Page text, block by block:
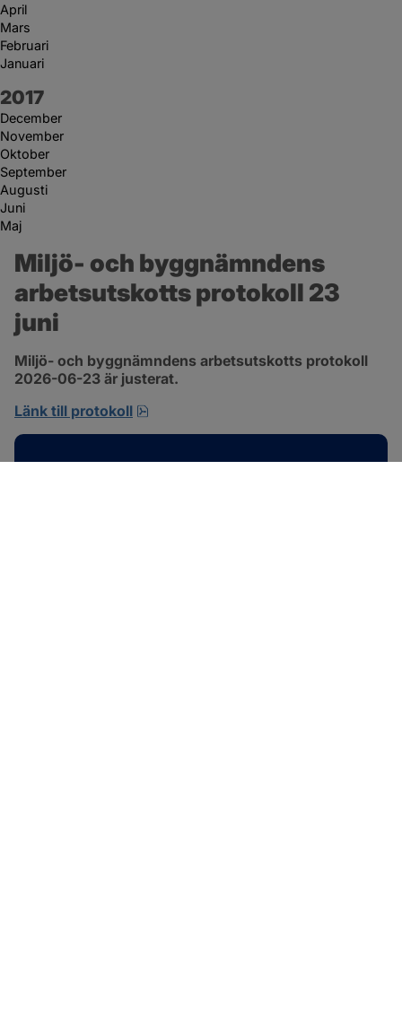
April
Mars
Februari
Januari
År:
2017
December
November
Oktober
September
Augusti
Juni
Maj
Miljö- och byggnämndens
arbetsutskotts protokoll 23
juni
Miljö- och byggnämndens arbetsutskotts protokoll
2026-06-23 är justerat.
Länk till protokoll